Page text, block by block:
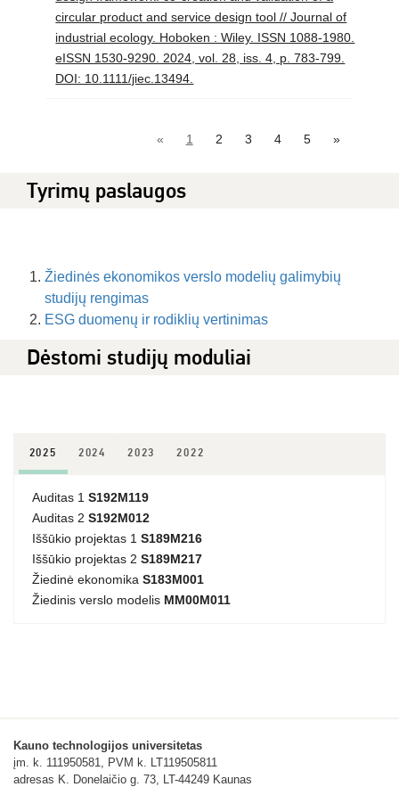
circular product and service design tool // Journal of
industrial ecology. Hoboken : Wiley. ISSN 1088-1980.
eISSN 1530-9290. 2024, vol. 28, iss. 4, p. 783-799.
DOI: 10.1111/jiec.13494.
« 1 2 3 4 5 »
Tyrimų paslaugos
Žiedinės ekonomikos verslo modelių galimybių
studijų rengimas
ESG duomenų ir rodiklių vertinimas
Dėstomi studijų moduliai
2025 2024 2023 2022
Auditas 1 S192M119
Auditas 2 S192M012
Iššūkio projektas 1 S189M216
Iššūkio projektas 2 S189M217
Žiedinė ekonomika S183M001
Žiedinis verslo modelis MM00M011
Kauno technologijos universitetas
įm. k. 111950581, PVM k. LT119505811
adresas K. Donelaičio g. 73, LT-44249 Kaunas